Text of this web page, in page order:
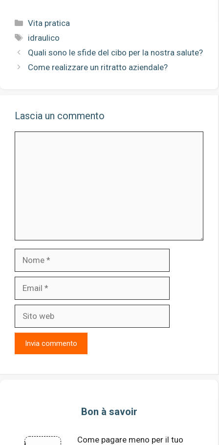
Categorie
Vita pratica
Tag
idraulico
Quali sono le sfide del cibo per la nostra salute?
Come realizzare un ritratto aziendale?
Lascia un commento
web
Bon à savoir
Come pagare meno per il tuo